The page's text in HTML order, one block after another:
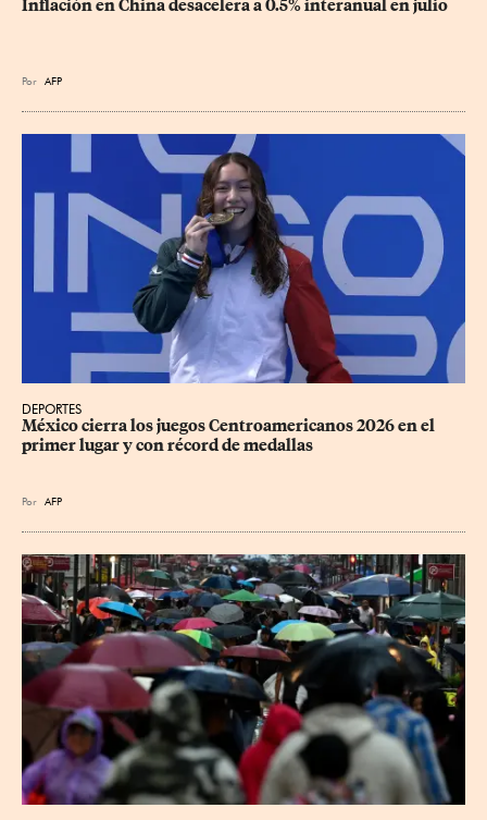
Inflación en China desacelera a 0.5% interanual en julio
Por AFP
DEPORTES
México cierra los juegos Centroamericanos 2026 en el
primer lugar y con récord de medallas
Por AFP